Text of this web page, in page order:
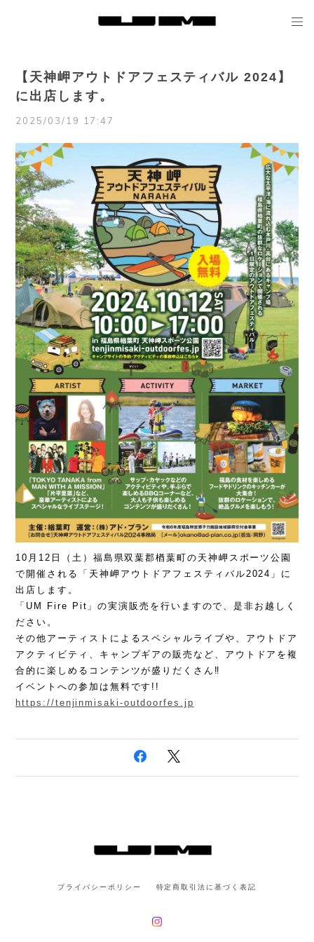
【天神岬アウトドアフェスティバル 2024】
に出店します。
2025/03/19 17:47
10月12日（土）福島県双葉郡楢葉町の天神岬スポーツ公園
で開催される「天神岬アウトドアフェスティバル2024」に
出店します。
「UM Fire Pit」の実演販売を行いますので、是非お越しく
ださい。
その他アーティストによるスペシャルライブや、アウトドア
アクティビティ、キャンプギアの販売など、アウトドアを複
合的に楽しめるコンテンツが盛りだくさん‼️
イベントへの参加は無料です!!
https://tenjinmisaki-outdoorfes.jp
プライバシーポリシー 特定商取引法に基づく表記